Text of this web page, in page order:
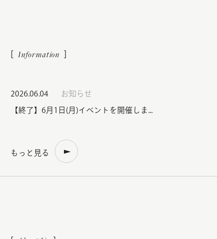
2026.06.04 お知らせ
【終了】6月1日(月)イベントを開催しま...
もっと見る